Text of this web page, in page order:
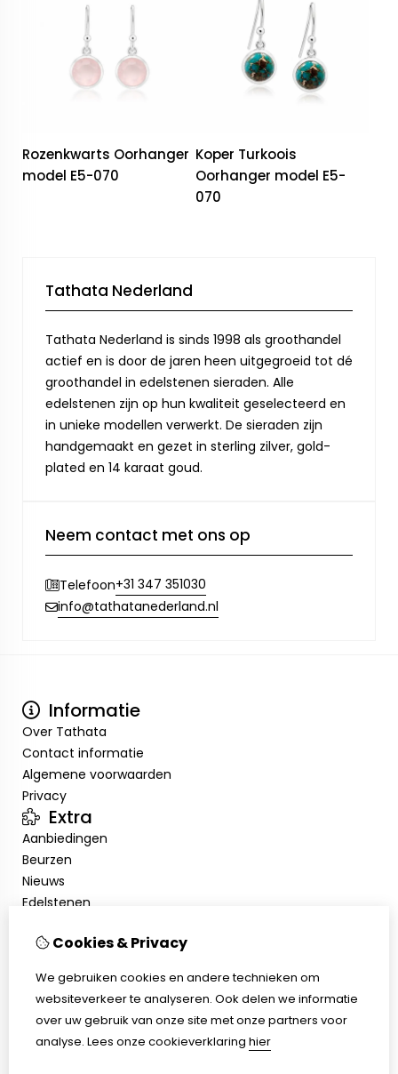
Rozenkwarts Oorhanger
model E5-070
Koper Turkoois
Oorhanger model E5-
070
Tathata Nederland
Tathata Nederland is sinds 1998 als groothandel
actief en is door de jaren heen uitgegroeid tot dé
groothandel in edelstenen sieraden. Alle
edelstenen zijn op hun kwaliteit geselecteerd en
in unieke modellen verwerkt. De sieraden zijn
handgemaakt en gezet in sterling zilver, gold-
plated en 14 karaat goud.
Neem contact met ons op
Telefoon+31 347 351030
info@tathatanederland.nl
Informatie
Over Tathata
Contact informatie
Algemene voorwaarden
Privacy
Extra
Aanbiedingen
Beurzen
Nieuws
Edelstenen
Mijn account
Bestelhistorie
Klantenservice
Contact
Cookies & Privacy
We gebruiken cookies en andere technieken om
websiteverkeer te analyseren. Ook delen we informatie
over uw gebruik van onze site met onze partners voor
analyse. Lees onze cookieverklaring hier